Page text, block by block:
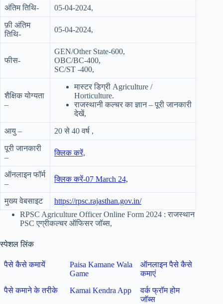
अंतिम तिथि- 05-04-2024,
फ़ी अंतिम
तिथि-
05-04-2024,
फीस-
GEN/Other State-600,
OBC/BC-400,
SC/ST -400,
शैक्षिक योग्यता
–
मास्टर डिग्री Agriculture /
Horticulture.
राजस्थानी कल्चर का ज्ञान – पूरी जानकारी
देखें,
आयु – 20 से 40 वर्ष ,
पूरी जानकारी
–
क्लिक करें,
ऑनलाइन फॉर्म
–
क्लिक करें-07 March 24,
मुख्य वेबसाइट https://rpsc.rajasthan.gov.in/
RPSC Agriculture Officer Online Form 2024 : राजस्थान
PSC एग्रीकल्चर ऑफिसर जॉब्स,
स्पेशल लिंक
पैसे कैसे कमायें
Paisa Kamane Wala
Game
ऑनलाइन पैसे कैसे
कमाएं
पैसे कमाने के तरीके
Kamai Kendra App
वर्क फ्रॉम होम
जॉब्स